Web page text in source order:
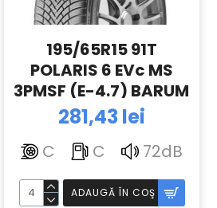
195/65R15 91T
POLARIS 6 EVc MS
3PMSF (E-4.7) BARUM
281,43 lei
C C 72dB
ADAUGĂ ÎN COŞ